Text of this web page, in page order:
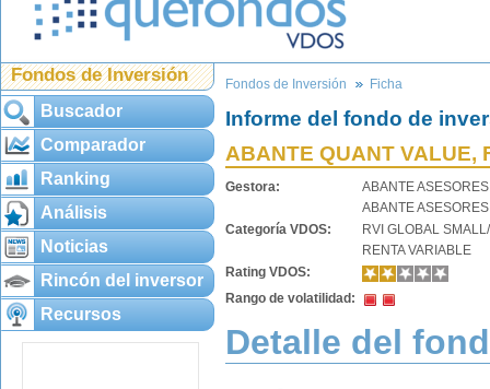
Fondos de Inversión
Buscador
Comparador
Ranking
Análisis
Noticias
Rincón del inversor
Recursos
Fondos de Inversión Ficha
Informe del fondo de
ABANTE QUANT VALUE,
Gestora:
ABANTE
ABANTE ASESORES
Categoría VDOS:
RVI GLOBAL
RENTA VARIABLE
Rating VDOS:
Rango de volatilidad:
Detalle del